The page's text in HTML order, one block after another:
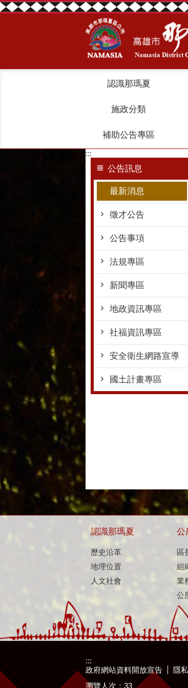
跳到主要內容區塊
認識那瑪夏
施政分類
補助公告專區
:::
公告訊息
最新消息
徵才公告
公告事項
法規專區
新聞專區
地政資訊專區
社福資訊專區
安全衛生網路宣導
國土計畫專區
認識那瑪夏
歷史沿革
地理位置
人文社會
公
區
組
業
公
:::
政府網站資料開放宣告
隱
瀏覽人次： 33